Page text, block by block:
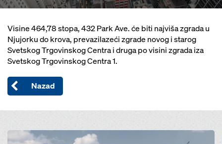
Visine 464,78 stopa, 432 Park Ave. će biti najviša zgrada u
Njujorku do krova, prevazilazeći zgrade novog i starog
Svetskog Trgovinskog Centra i druga po visini zgrada iza
Svetskog Trgovinskog Centra 1.
Nazad